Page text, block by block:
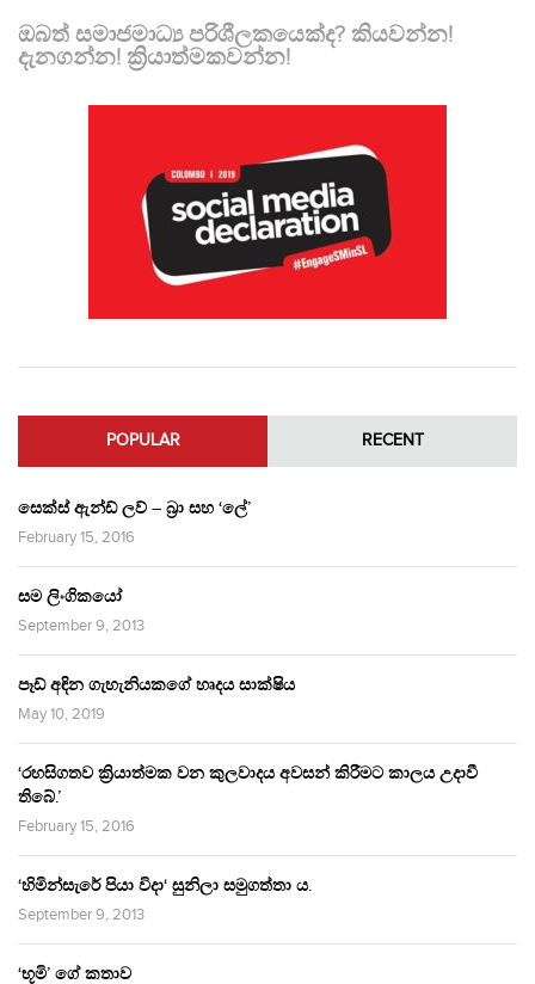
ඔබත් සමාජමාධ්‍ය පරිශීලකයෙක්ද? කියවන්න!
දැනගන්න! ක්‍රියාත්මකවන්න!
POPULAR RECENT
සෙක්ස් ඇන්ඩ් ලව් – බ්‍රා සහ ‘ලේ’
February 15, 2016
සම ලිංගිකයෝ
September 9, 2013
පෑඩ් අඳින ගැහැනියකගේ හෘදය සාක්ෂිය
May 10, 2019
‘රහසිගතව ක්‍රියාත්මක වන කුලවාදය අවසන් කිරීමට කාලය උදාවී
තිබේ.’
February 15, 2016
‘හිමින්සැරේ පියා විදා‘ සුනිලා සමුගත්තා ය.
September 9, 2013
‘භූමි’ ගේ කතාව